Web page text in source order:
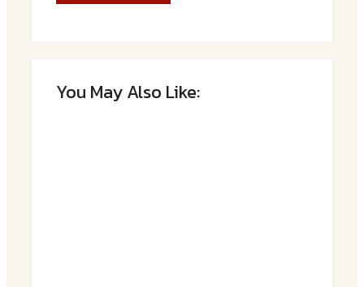
You May Also Like: